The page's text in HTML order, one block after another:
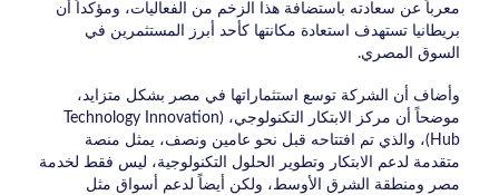
معرباً عن سعادته باستضافة هذا الزخم من الفعاليات، ومؤكداً أن
بريطانيا تستهدف استعادة مكانتها كأحد أبرز المستثمرين في
السوق المصري.
وأضاف أن الشركة توسع استثماراتها في مصر بشكل متزايد،
موضحاً أن مركز الابتكار التكنولوجي، (Technology Innovation
Hub)، والذي تم افتتاحه قبل نحو عامين ونصف، يمثل منصة
متقدمة لدعم الابتكار وتطوير الحلول التكنولوجية، ليس فقط لخدمة
مصر ومنطقة الشرق الأوسط، ولكن أيضاً لدعم أسواق مثل